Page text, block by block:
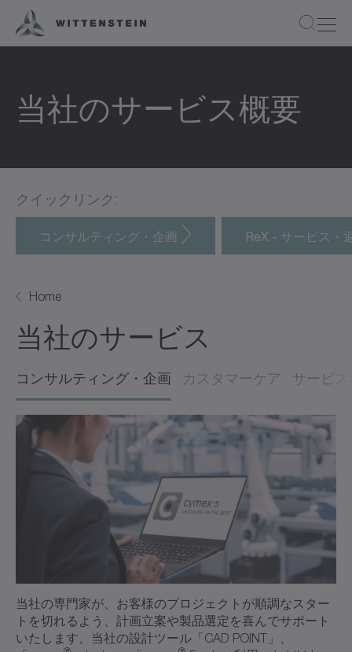
当社のサービス概要
クイックリンク:
コンサルティング・企画 ReX - サービス・
Home
当社のサービス
コンサルティング・企画 カスタマーケア サービ
当社の専門家が、お客様のプロジェクトが順調なスター
トを切れるよう、計画立案や製品選定を喜んでサポート
いたします。当社の設計ツール「CAD POINT」、